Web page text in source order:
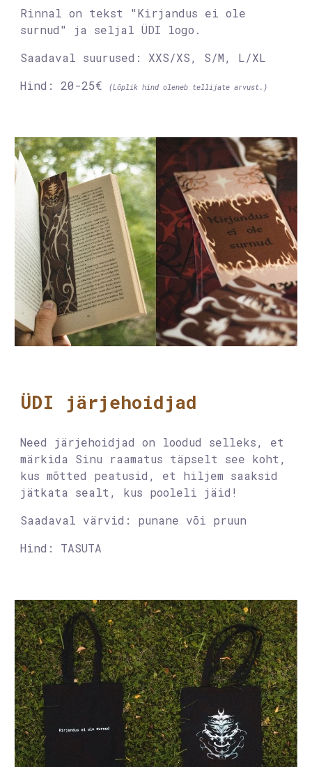
Rinnal on tekst "Kirjandus ei ole
surnud"
ja seljal ÜDI logo.
Saadaval suurused: XXS/XS, S/M, L/XL
Hind: 20-25€
(Lõplik hind oleneb tellijate arvust.)
ÜDI järjehoidjad
Need järjehoidjad on loodud selleks, et
märkida Sinu raamatus täpselt see koht,
kus mõtted peatusid, et hiljem saaksid
jätkata sealt, kus pooleli jäid!
Saadaval värvid: punane või pruun
Hind: TASUTA